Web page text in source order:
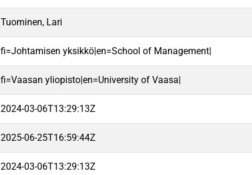
Tuominen, Lari
fi=Johtamisen yksikkö|en=School of Management|
fi=Vaasan yliopisto|en=University of Vaasa|
2024-03-06T13:29:13Z
2025-06-25T16:59:44Z
2024-03-06T13:29:13Z